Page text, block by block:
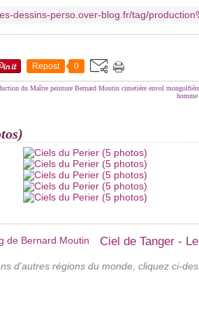
dessins-perso.over-blog.fr/tag/
Repost 0
du Maître peinture Bernard Moutin cimetière envol mongolfière
d'autres régions du monde, cliquez ci-